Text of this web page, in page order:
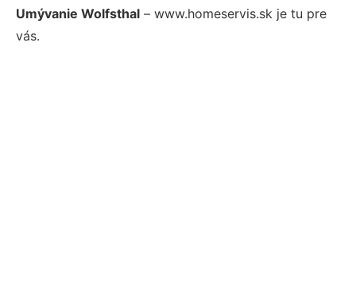
Umývanie Wolfsthal – www.homeservis.sk je tu pre
vás.